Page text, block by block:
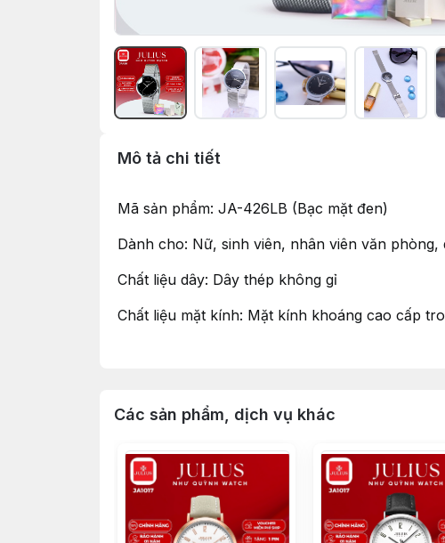
Mô tả chi tiết
Mã sản phẩm: JA-426LB (Bạc mặt đen)
Dành cho: Nữ, sinh viên, nhân viên văn
Chất liệu dây: Dây thép không gỉ
Chất liệu mặt kính: Mặt kính khoáng cao cấp
Tổng độ dài đồng hồ: 22cm
Độ rộng của dây: 1,5cm
Kiểu khóa: Nút gài
Chất liệu vỏ máy: Hợp kim mạ màu bạc, sử
Các sản phẩm, dịch vụ khác